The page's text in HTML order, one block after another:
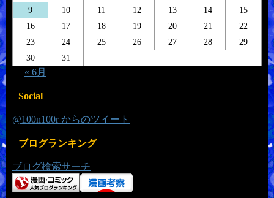
9
10 11 12 13 14
15
16
17 18 19 20 21
22
23
24 25 26 27 28
29
30
31
« 6月
Social
@100n100r からのツイート
ブログランキング
ブログ検索サーチ